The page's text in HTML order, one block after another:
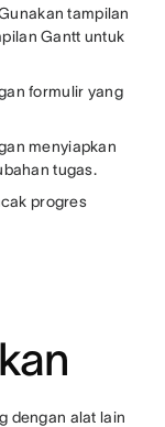
tampilan
Gantt untuk
formulir yang
menyiapkan
tugas.
progres
dengan alat lain